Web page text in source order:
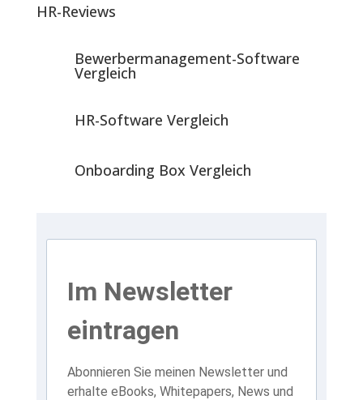
HR-Reviews
Bewerbermanagement-Software
Vergleich
HR-Software Vergleich
Onboarding Box Vergleich
Im Newsletter
eintragen
Abonnieren Sie meinen Newsletter und
erhalte eBooks, Whitepapers, News und